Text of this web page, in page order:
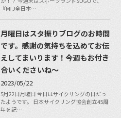
『MFJ全日本…
月曜日はスタ振りブログのお時間
です。感謝の気持ちを込めてお伝
えしてまいります！今週もお付き
合いくださいね〜
2023/05/22
5月22日月曜日 今日はサイクリングの日だっ
たようです。 日本サイクリング協会創立45周
年を記…